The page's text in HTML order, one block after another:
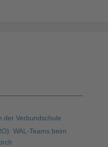
der Verbundschule
WAL-Teams beim